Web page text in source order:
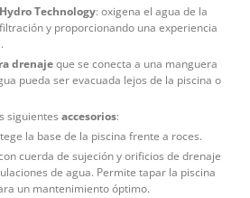
Technology: oxigena el agua de la
y proporcionando una experiencia
drenajeque se conecta a una manguera
pueda ser evacuada lejos de la piscina o
siguientes accesorios:
la base de la piscina frente a roces.
cuerda de sujeción y orificios de drenaje
de agua. Permite tapar la piscina
un mantenimiento óptimo.